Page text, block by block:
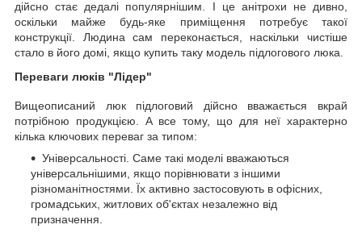
дійсно стає дедалі популярнішим. І це анітрохи не дивно,
оскільки майже будь-яке приміщення потребує такої
конструкції. Людина сам переконається, наскільки чистіше
стало в його домі, якщо купить таку модель підлогового люка.
Переваги люків "Лідер"
Вищеописаний люк підлоговий дійсно вважається вкрай
потрібною продукцією. А все тому, що для неї характерно
кілька ключових переваг за типом:
Універсальності. Саме такі моделі вважаються
універсальнішими, якщо порівнювати з іншими
різноманітностями. Їх активно застосовують в офісних,
громадських, житлових об'єктах незалежно від
призначення.